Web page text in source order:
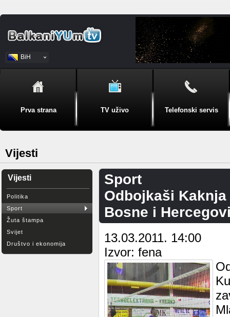
BiH
Srpski
Prva strana TV uživo Telefonski servis
Vijesti
Vijesti
Politika
Sport
Žuta štampa
Svijet
Društvo i ekonomija
Sport
Odbojkaši
Bosne i
13.03.2011. 14:00
Izvor: fena